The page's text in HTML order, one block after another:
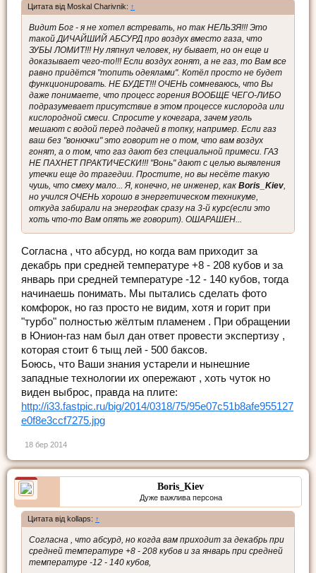
Цитата від Moskal Charivnik: ↑
Видит Бог - я не хотел встревать, но так НЕЛЬЗЯ!!! Это
такой ДИЧАЙШИЙ АБСУРД про воздух вместо газа, что
ЗУБЫ ЛОМИТ!!! Ну ляпнул человек, ну бывает, но он еще и
доказывает чего-то!!! Если воздух гонят, а не газ, то Вам все
равно придётся "топить одеялами". Котёл просто не будет
функционировать. НЕ БУДЕТ!!! ОЧЕНЬ сомневаюсь, что Вы
даже понимаете, что процесс горения ВООБЩЕ ЧЕГО-ЛИБО
подразумевает присутствие в этом процессе кислорода или
кислородной смеси. Спросите у кочегара, зачем уголь
мешают с водой перед подачей в топку, например. Если газ
ваш без "вонючки" это говорит не о том, что вам воздух
гонят, а о том, что газ дают без специальной примеси. ГАЗ
НЕ ПАХНЕТ ПРАКТИЧЕСКИ!!! "Вонь" дают с целью выявления
утечки еще до трагедии. Простите, но вы несёте такую
чушь, что смеху мало... Я, конечно, не инженер, как Boris_Kiev,
но учился ОЧЕНЬ хорошо в энергетическом техникуме,
откуда забирали на энергофак сразу на 3-й курс(если это
хоть что-то Вам опять же говорит). ОШАРАШЕН...
Согласна , что абсурд, но когда вам приходит за
декабрь при средней температуре +8 - 208 кубов и за
январь при средней температуре -12 - 140 кубов, тогда
начинаешь понимать. Мы пытались сделать фото
комфорок, но газ просто не видим, хотя и горит при
"турбо" полностью жёлтым пламенем . При обращении
в Юнион-газ нам был дан ответ провести экспертизу ,
которая стоит 6 тыщ лей - 500 баксов.
Боюсь, что Ваши знания устарели и нынешние
западные технологии их опережают , хоть чуток но
виден выброс, правда на плите:
http://i33.fastpic.ru/big/2014/0318/75/95e07c51b8afe955127
e0f8e3ccf7275.jpg
18 бер 2014
Boris_Kiev
Дуже важлива персона
Цитата від kollaps: ↑
Согласна , что абсурд, но когда вам приходит за декабрь при
средней температуре +8 - 208 кубов и за январь при средней
температуре -12 - 140 кубов,